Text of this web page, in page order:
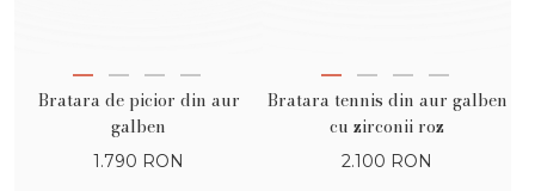
Bratara de picior din aur
galben
1.790 RON
Bratara tennis din aur galben
cu zirconii roz
2.100 RON